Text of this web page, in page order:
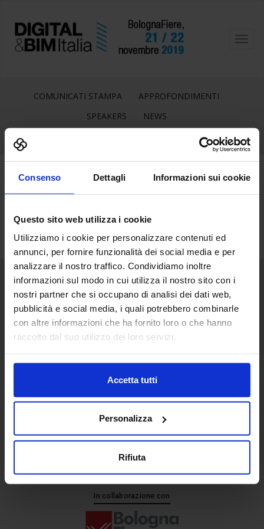
Consenso Dettagli Informazioni sui cookie
Questo sito web utilizza i cookie
Utilizziamo i cookie per personalizzare contenuti ed
annunci, per fornire funzionalità dei social media e per
analizzare il nostro traffico. Condividiamo inoltre
informazioni sul modo in cui utilizza il nostro sito con i
nostri partner che si occupano di analisi dei dati web,
pubblicità e social media, i quali potrebbero combinarle
con altre informazioni che ha fornito loro o che hanno
raccolto dal suo utilizzo dei loro servizi.
Accetta tutti
Personalizza
Rifiuta
COMUNICATI STAMPA
APPROFONDIMENTI
SPEAKERS
NEWS
Senaf srl
+ 39 051.325511
+ 39 02.332039460
In collaborazione con